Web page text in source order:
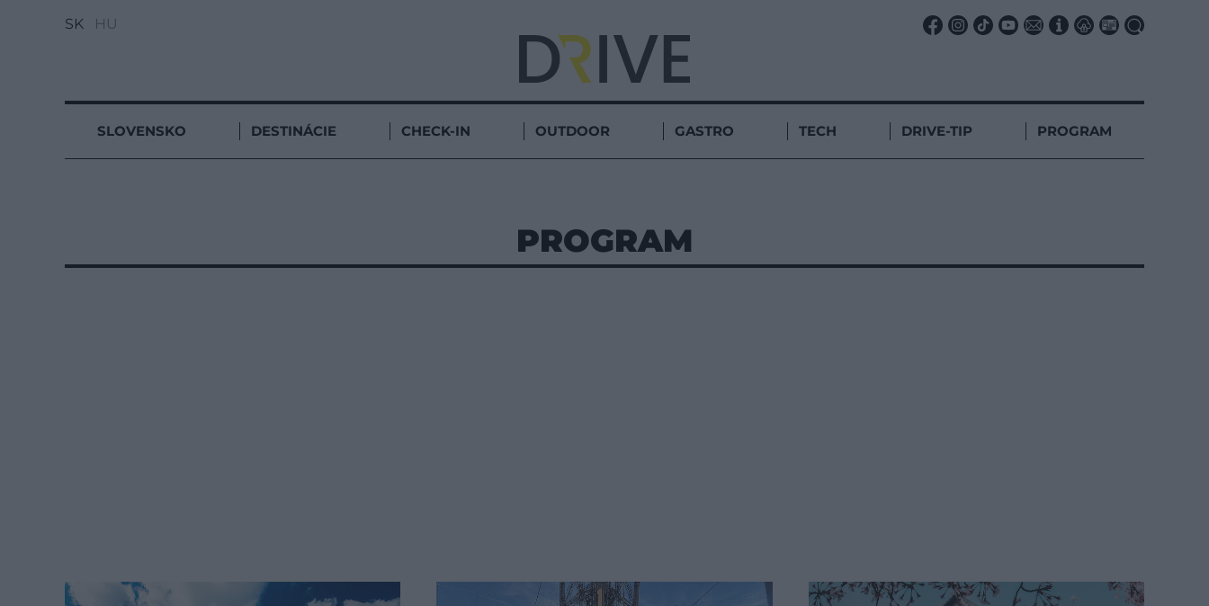
SK HU
SLOVENSKO DESTINÁCIE CHECK-IN OUTDOOR GASTRO TECH DRIVE-TIP PROGRAM
PROGRAM